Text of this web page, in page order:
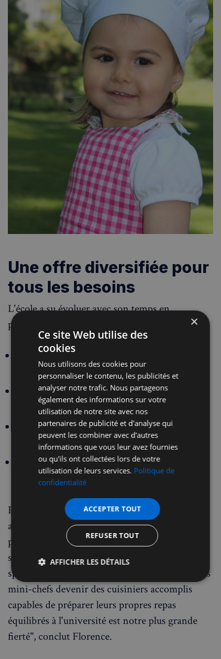
Une offre diversifiée pour
tous les besoins
L'école a su évoluer avec son temps en
proposant :
Des ateliers réguliers dans leurs cuisines
professionnelles de Belgravia
Des goûters d'anniversaire personnalisés, à
domicile ou dans leurs locaux
Des cours privés sur mesure pour enfants et
adultes à domicile
Des clubs de cuisine dans les écoles
partenaires
Pour cette année anniversaire, les tarifs restent
accessibles : £97 la journée ou £420 la semaine
pour les 6-12 ans, £57 la journée ou £280 la
semaine pour les mini-chefs, avec des formules
spéciales pour les adolescents. "Voir nos anciens
mini-chefs devenir des cuisiniers accomplis
capables de préparer leurs propres repas
équilibrés à l'université est notre plus grande
fierté", conclut Florence.
×
Ce site Web utilise des
cookies
Nous utilisons des cookies pour
personnaliser le contenu, les publicités et
analyser notre trafic. Nous partageons
également des informations sur votre
utilisation de notre site avec nos
partenaires de publicité et d'analyse qui
peuvent les combiner avec d'autres
informations que vous leur avez fournies
ou qu'ils ont collectées lors de votre
utilisation de leurs services. Politique de
confidentialité
ACCEPTER TOUT
REFUSER TOUT
AFFICHER LES DÉTAILS
Strictement
nécessaires
Performance Ciblage